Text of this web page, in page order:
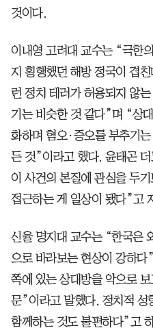
것이다.
이내영 고려대 교수는 “극한
지 횡행했던 해방 정국이 겹
런 정치 테러가 허용되지 않
기는 비슷한 것 같다”며 “상
화하며 혐오·증오를 부추기
든 것”이라고 했다. 윤태곤
이 사건의 본질에 관심을 두
접근하는 게 일상이 됐다”고
신율 명지대 교수는 “한국은
으로 바라보는 현상이 강하
쪽에 있는 상대방을 악으로
문”이라고 말했다. 정치적 성
함께하는 것도 불편하다”고